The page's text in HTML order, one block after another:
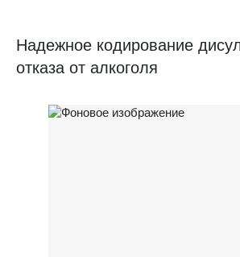
Надежное кодирование
отказа от алкоголя